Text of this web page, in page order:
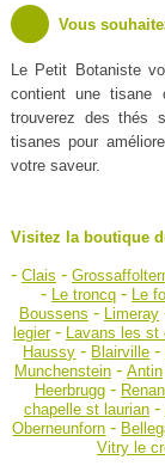
Vous
Le Petit Botaniste
contient une tisane
trouverez des thés
tisanes pour
votre saveur.
Visitez la boutique
- Clais -
- Le troncq- Le
Boussens - Limeray
legier- Lavans les st
Haussy - Blairville -
Munchenstein- Antin
Heerbrugg-
chapelle st laurian-
Oberneunforn -
Vitry le